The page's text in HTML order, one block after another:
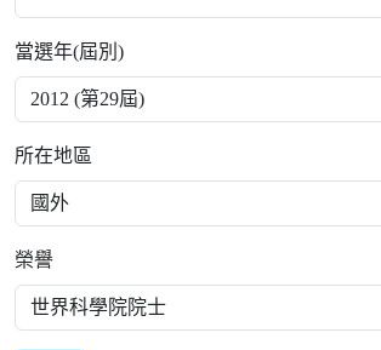
當選年(屆別)
所在地區
榮譽